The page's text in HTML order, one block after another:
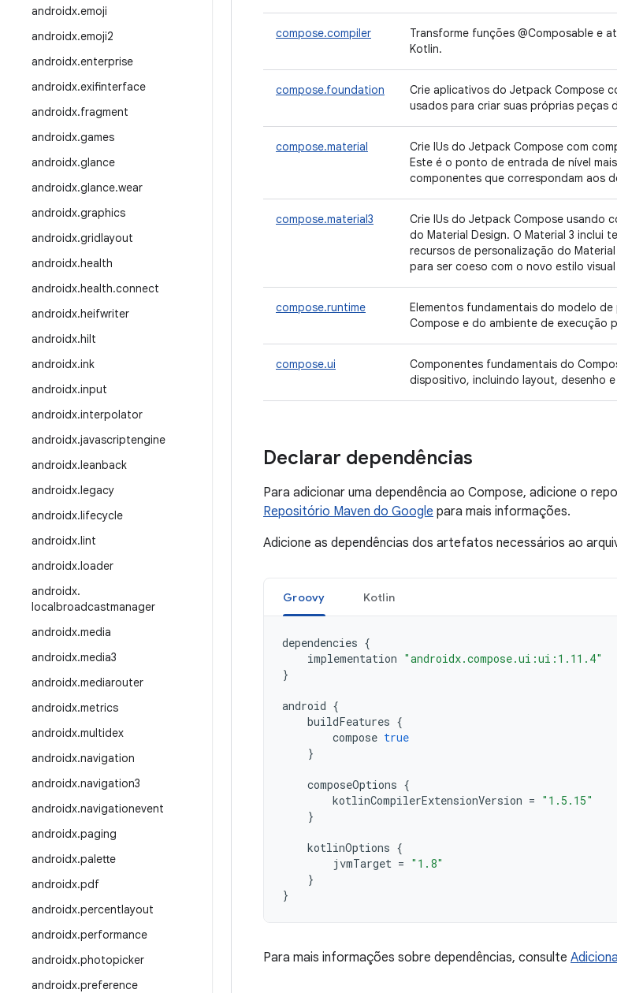
androidx.emoji
androidx.emoji2
androidx.enterprise
androidx.exifinterface
androidx.fragment
androidx.games
androidx.glance
androidx.glance.wear
androidx.graphics
androidx.gridlayout
androidx.health
androidx.health.connect
androidx.heifwriter
androidx.hilt
androidx.ink
androidx.input
androidx.interpolator
androidx.javascriptengine
androidx.leanback
androidx.legacy
androidx.lifecycle
androidx.lint
androidx.loader
androidx.
localbroadcastmanager
androidx.media
androidx.media3
androidx.mediarouter
androidx.metrics
androidx.multidex
androidx.navigation
androidx.navigation3
androidx.navigationevent
androidx.paging
androidx.palette
androidx.pdf
androidx.percentlayout
androidx.performance
androidx.photopicker
androidx.preference
compose.compiler
Transforme funções @Composable e
Kotlin.
compose.foundation
Crie aplicativos do Jetpack Compose
usados para criar suas próprias peças
compose.material
Crie IUs do Jetpack Compose com
Este é o ponto de entrada de nível
componentes que correspondam aos
compose.material3
Crie IUs do Jetpack Compose usando
do Material Design. O Material 3 inclui
recursos de personalização do
para ser coeso com o novo estilo
compose.runtime
Elementos fundamentais do modelo
Compose e do ambiente de execução
compose.ui
Componentes fundamentais do
dispositivo, incluindo layout, desenho
Declarar dependências
Para adicionar uma dependência ao Compose, adicione o
Repositório Maven do Google para mais informações.
Adicione as dependências dos artefatos necessários ao
Groovy Kotlin
dependencies {
implementation "androidx.compose.ui:ui:1.11.4"
}
android {
buildFeatures {
compose true
}
composeOptions {
kotlinCompilerExtensionVersion = "1.5.15"
}
kotlinOptions {
jvmTarget = "1.8"
}
}
Para mais informações sobre dependências, consulte